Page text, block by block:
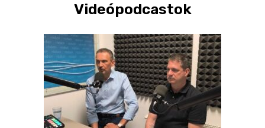
Videópodcastok